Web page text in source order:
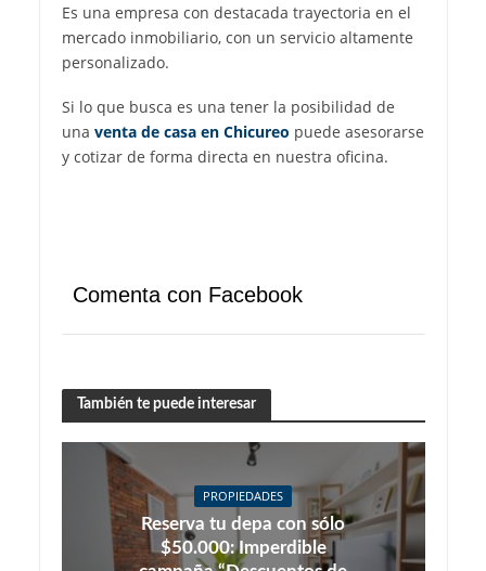
Es una empresa con destacada trayectoria en el
mercado inmobiliario, con un servicio altamente
personalizado.
Si lo que busca es una tener la posibilidad de
una venta de casa en Chicureo puede asesorarse
y cotizar de forma directa en nuestra oficina.
Comenta con Facebook
También te puede interesar
PROPIEDADES
Reserva tu depa con sólo
$50.000: Imperdible